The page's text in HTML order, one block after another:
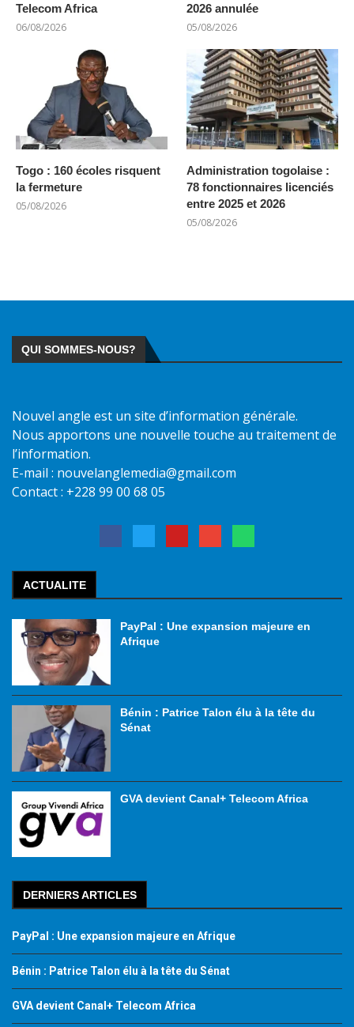
Telecom Africa
06/08/2026
2026 annulée
05/08/2026
Togo : 160 écoles risquent
la fermeture
05/08/2026
Administration togolaise :
78 fonctionnaires licenciés
entre 2025 et 2026
05/08/2026
QUI SOMMES-NOUS?
Nouvel angle est un site d’information générale.
Nous apportons une nouvelle touche au traitement de
l’information.
E-mail : nouvelanglemedia@gmail.com
Contact : +228 99 00 68 05
ACTUALITE
PayPal : Une expansion majeure en
Afrique
Bénin : Patrice Talon élu à la tête du
Sénat
GVA devient Canal+ Telecom Africa
DERNIERS ARTICLES
PayPal : Une expansion majeure en Afrique
Bénin : Patrice Talon élu à la tête du Sénat
GVA devient Canal+ Telecom Africa